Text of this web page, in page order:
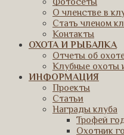
О членстве в
Стать членом
Контакты
ОХОТА И РЫБАЛКА
Отчеты об
Клубные охоты
ИНФОРМАЦИЯ
Проекты
Статьи
Награды клуба
Трофей
Охотник